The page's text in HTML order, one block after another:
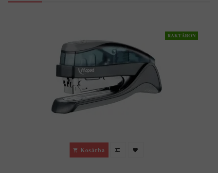
RAKTÁRON
Kosárba